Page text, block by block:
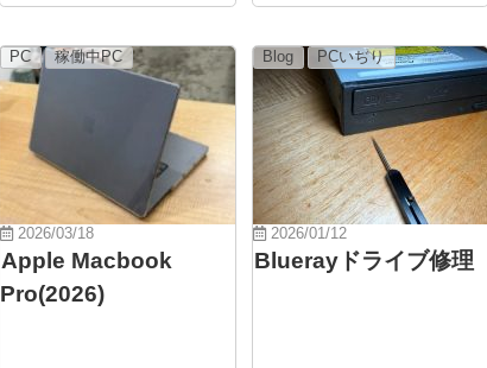
PC 稼働中PC
2026/03/18
Apple Macbook
Pro(2026)
Blog PCいぢり
2026/01/12
Bluerayドライブ修理